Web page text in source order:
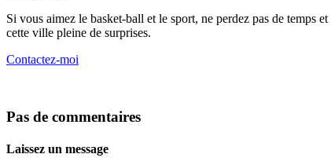
Si vous aimez le basket-ball et le sport, ne perdez pas de temps
cette ville pleine de surprises.
Contactez-moi
Pas de commentaires
Laissez un message